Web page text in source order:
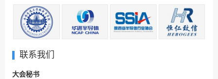
联系我们
大会秘书